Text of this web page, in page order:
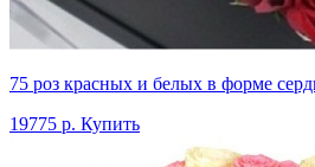
75 роз красных и белых в форме
19775 р. Купить